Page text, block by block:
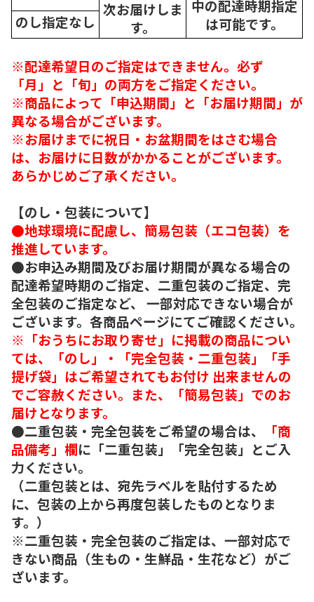
中の配達時期指定
は可能です。
次お届けしま
す。
のし指定なし
※配達希望日のご指定はできません。必ず
「月」と「旬」の両方をご指定ください。
※商品によって「申込期間」と「お届け期間」が
異なる場合がございます。
※お届けまでに祝日・お盆期間をはさむ場合
は、お届けに日数がかかることがございます。
あらかじめご了承ください。
【のし・包装について】
●地球環境に配慮し、簡易包装（エコ包装）を
推進しています。
●お申込み期間及びお届け期間が異なる場合の
配達希望時期のご指定、二重包装のご指定、完
全包装のご指定など、 一部対応できない場合が
ございます。各商品ページにてご確認ください。
※「おうちにお取り寄せ」に掲載の商品につい
ては、「のし」・「完全包装・二重包装」「手
提げ袋」はご希望されてもお付け 出来ませんの
でご容赦ください。また、「簡易包装」でのお
届けとなります。
●二重包装・完全包装をご希望の場合は、
「商
品備考」欄に「二重包装」「完全包装」とご入
力ください。
（二重包装とは、宛先ラベルを貼付するため
に、包装の上から再度包装したものとなりま
す。）
※二重包装・完全包装のご指定は、一部対応で
きない商品（生もの・生鮮品・生花など）がご
ざいます。